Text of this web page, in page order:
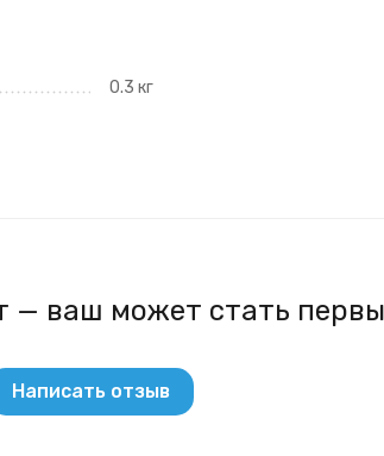
0.3 кг
— ваш может стать
Написать отзыв